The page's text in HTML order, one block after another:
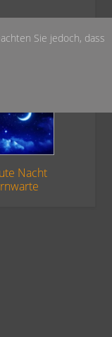
Nacht
Sie jedoch, dass